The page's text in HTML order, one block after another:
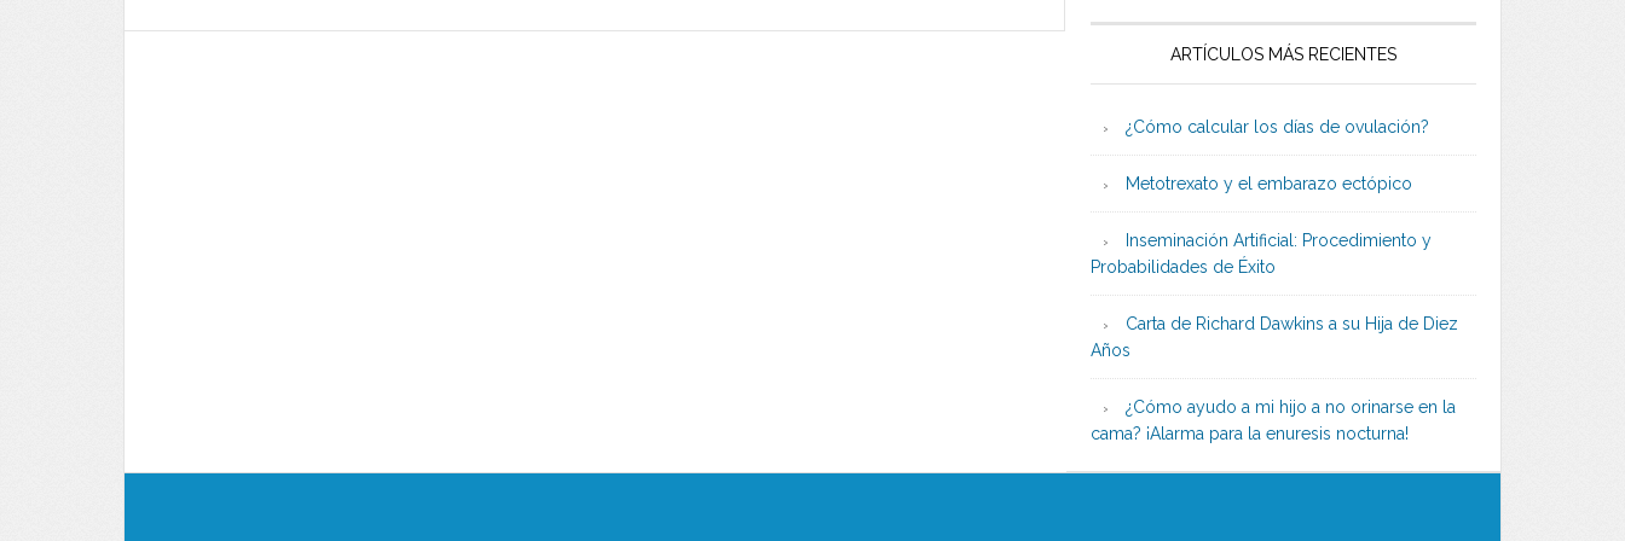
ARTÍCULOS MÁS RECIENTES
¿Cómo calcular los días de ovulación?
Metotrexato y el embarazo ectópico
Inseminación Artificial: Procedimiento y
Probabilidades de Éxito
Carta de Richard Dawkins a su Hija de Diez
Años
¿Cómo ayudo a mi hijo a no orinarse en la
cama? ¡Alarma para la enuresis nocturna!